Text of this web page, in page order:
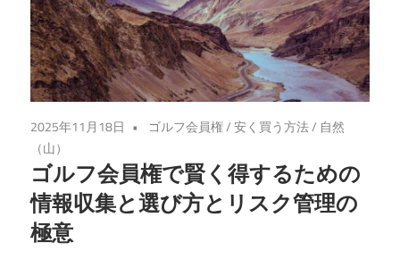
フ
ラ
イ
フ
次
の
ス
テ
ー
2025年11月18日 ゴルフ会員権/安く買う方法/ 自然
（山）
ゴルフ会員権で賢く得するための
情報収集と選び方とリスク管理の
極意